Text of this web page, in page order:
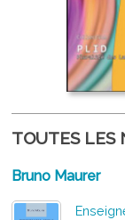
TOUTES LES
Bruno Maurer